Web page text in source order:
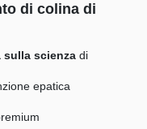
di colina di
sulla scienzadi
epatica